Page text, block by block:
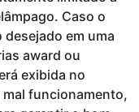
Caso o
em uma
award ou
exibida no
funcionamento,